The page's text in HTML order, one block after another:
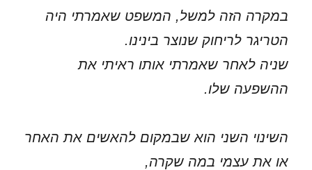
במקרה הזה למשל, המשפט שאמרתי היה
הטריגר לריחוק שנוצר בינינו.
שניה לאחר שאמרתי אותו ראיתי את
ההשפעה שלו.
השינוי השני הוא שבמקום להאשים את האחר
או את עצמי במה שקרה,